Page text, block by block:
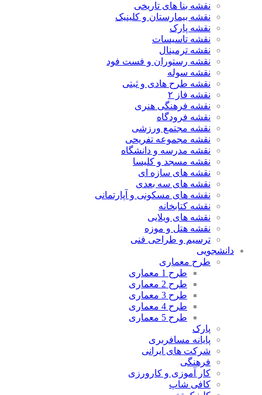
نقشه بنا های تاریخی
نقشه بیمارستان و کلینیک
نقشه پارک
نقشه تاسیسات
نقشه ترمینال
نقشه رستوران و فست فود
نقشه سوله
نقشه طرح هادی و ثبتی
نقشه فاز ۲
نقشه فرهنگی هنری
نقشه فرودگاه
نقشه مجتمع ورزشی
نقشه مجموعه تفریحی
نقشه مدرسه و دانشگاه
نقشه مسجد و کلیسا
نقشه های سازه ای
نقشه های سه بعدی
نقشه های مسکونی و آپارتمانی
نقشه کتابخانه
نقشه های ویلایی
نقشه هتل و موزه
ترسیم و طراحی فنی
دانشجویی
طرح معماری
طرح 1 معماری
طرح 2 معماری
طرح 3 معماری
طرح 4 معماری
طرح 5 معماری
پارک
پایانه مسافربری
شرکت های ایرانی
فرهنگی
کار آموزی و کارورزی
کافی شاپ